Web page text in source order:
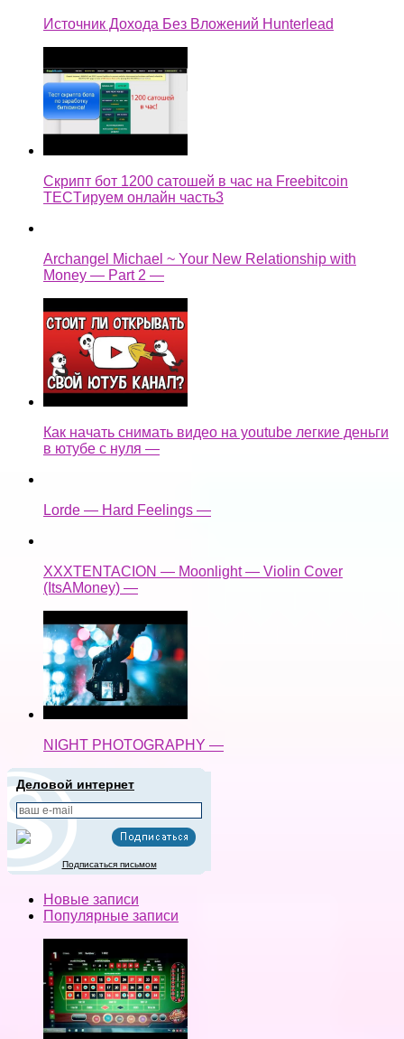
Источник Дохода Без Вложений Hunterlead
Скрипт бот 1200 сатошей в час на Freebitcoin
TECTируем онлайн часть3
Archangel Michael ~ Your New Relationship with
Money — Part 2 —
Как начать снимать видео на youtube легкие деньги
в ютубе с нуля —
Lorde — Hard Feelings —
XXXTENTACION — Moonlight — Violin Cover
(ItsAMoney) —
NIGHT PHOTOGRAPHY —
Деловой интернет
Подписаться письмом
Новые записи
Популярные записи